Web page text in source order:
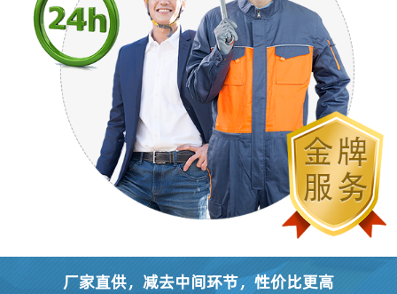
厂家直供，减去中间环节，性价比更高